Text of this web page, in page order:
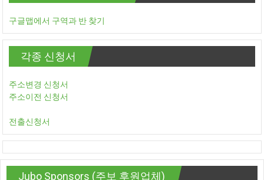
구글맵에서 구역과 반 찾기
각종 신청서
주소변경 신청서
주소이전 신청서
전출신청서
Jubo Sponsors (주보 후원업체)